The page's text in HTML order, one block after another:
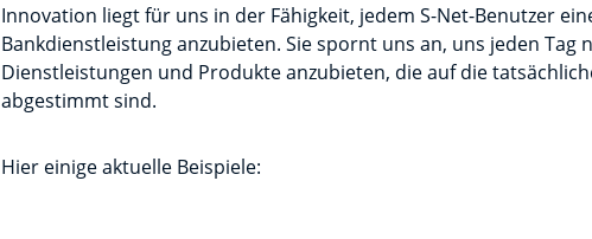
Innovation liegt für uns in der Fähigkeit, jedem S-Net-Benutzer
Bankdienstleistung anzubieten. Sie spornt uns an, uns jeden Tag
Dienstleistungen und Produkte anzubieten, die auf die
abgestimmt sind.
Hier einige aktuelle Beispiele: